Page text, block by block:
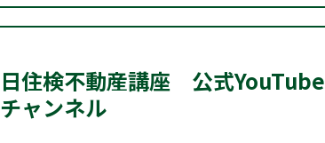
日住検不動産講座 公式YouTube
チャンネル